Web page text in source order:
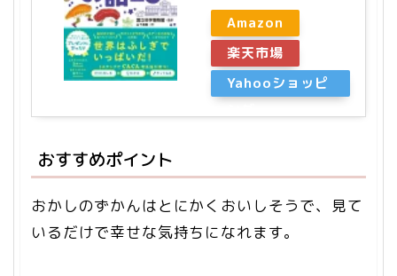
Amazon
楽天市場
Yahooショッピ
おすすめポイント
おかしのずかんはとにかくおいしそうで、見て
いるだけで幸せな気持ちになれます。